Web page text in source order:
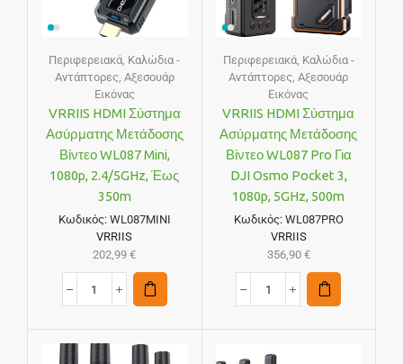
Περιφερειακά Καλώδια -
Αντάπτορες, Αξεσουάρ
Εικόνας
VRRIIS HDMI Σύστημα
Ασύρματης Μετάδοσης
Βίντεο WL087 Mini,
1080p, 2.4/5GHz, Έως
350m
Κωδικός: WL087MINI
VRRIIS
202,99€
Περιφερειακά, Καλώδια -
Αντάπτορες ,Αξεσουάρ
Εικόνας
VRRIIS HDMI Σύστημα
Ασύρματης Μετάδοσης
Βίντεο WL087 Pro Για
DJI Osmo Pocket 3,
1080p, 5GHz, 500m
Κωδικός: WL087PRO
VRRIIS
356,90 €